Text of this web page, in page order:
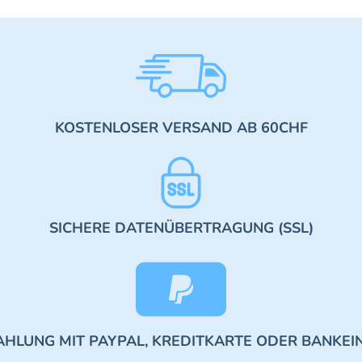
KOSTENLOSER VERSAND AB 60CHF
SICHERE DATENÜBERTRAGUNG (SSL)
MIT PAYPAL, KREDITKARTE ODER